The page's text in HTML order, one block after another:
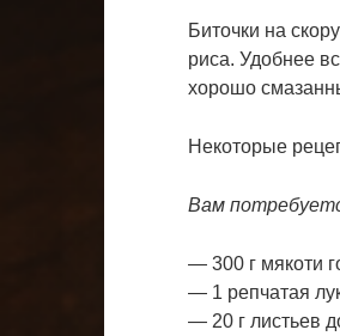
Биточки на
риса. Удобнее
хорошо
Некоторые
Вам
— 300 г мякоти
— 1 репчатая
— 20 г листьев